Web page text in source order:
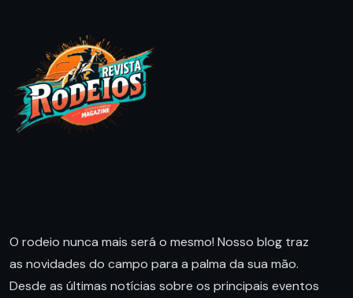
O rodeio nunca mais será o mesmo! Nosso blog traz
as novidades do campo para a palma da sua mão.
Desde as últimas notícias sobre os principais eventos